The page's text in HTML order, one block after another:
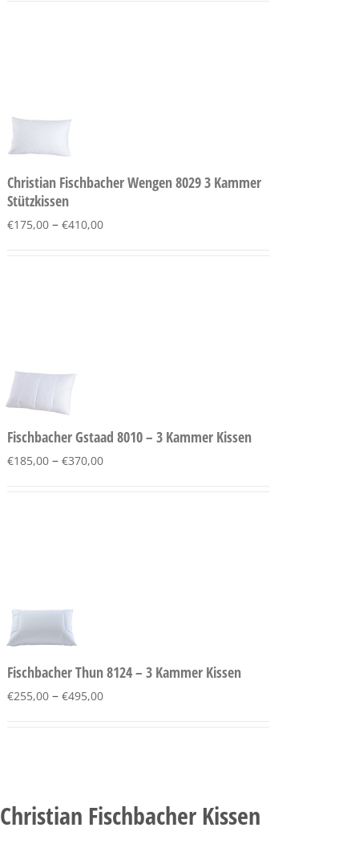
Christian Fischbacher Wengen 8029 3 Kammer
Stützkissen
€175,00– €410,00
Fischbacher Gstaad 8010 – 3 Kammer Kissen
€185,00– €370,00
Fischbacher Thun 8124 – 3 Kammer Kissen
€255,00– €495,00
Christian Fischbacher Kissen